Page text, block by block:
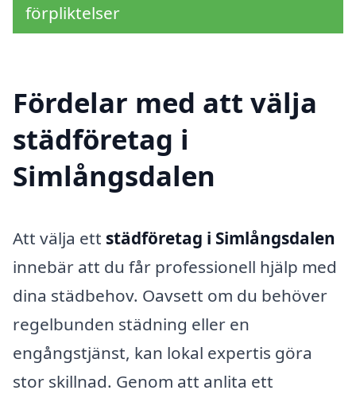
förpliktelser
Fördelar med att välja
städföretag i
Simlångsdalen
Att välja ett städföretag i Simlångsdalen
innebär att du får professionell hjälp med
dina städbehov. Oavsett om du behöver
regelbunden städning eller en
engångstjänst, kan lokal expertis göra
stor skillnad. Genom att anlita ett